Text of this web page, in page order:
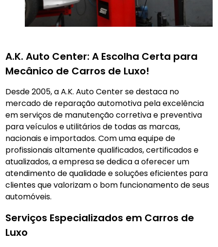
A.K. Auto Center: A Escolha Certa para
Mecânico de Carros de Luxo!
Desde 2005, a A.K. Auto Center se destaca no
mercado de reparação automotiva pela excelência
em serviços de manutenção corretiva e preventiva
para veículos e utilitários de todas as marcas,
nacionais e importados. Com uma equipe de
profissionais altamente qualificados, certificados e
atualizados, a empresa se dedica a oferecer um
atendimento de qualidade e soluções eficientes para
clientes que valorizam o bom funcionamento de seus
automóveis.
Serviços Especializados em Carros de
Luxo